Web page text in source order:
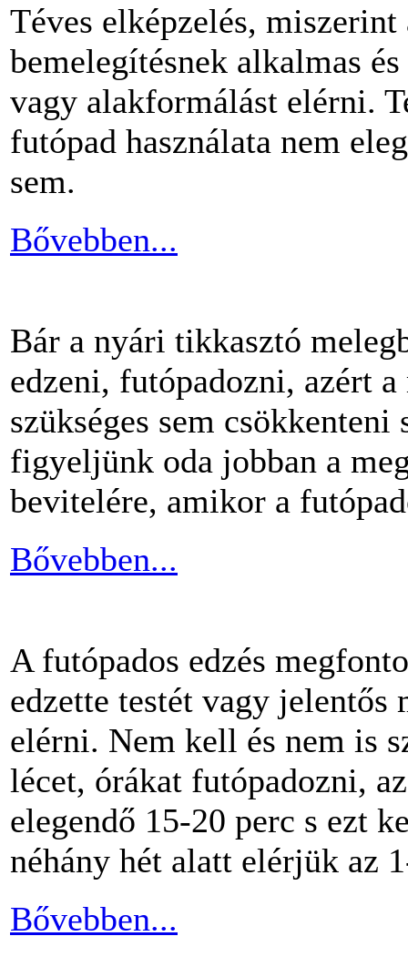
Téves elképzelés, miszerint
bemelegítésnek alkalmas
vagy alakformálást elérni.
futópad használata nem
sem.
Bővebben...
Bár a nyári tikkasztó
edzeni, futópadozni, azért
szükséges sem
figyeljünk oda jobban a
bevitelére, amikor a
Bővebben...
A futópados edzés
edzette testét vagy jelentős
elérni. Nem kell és nem is
lécet, órákat futópadozni,
elegendő 15-20 perc s ezt
néhány hét alatt elérjük az
Bővebben...